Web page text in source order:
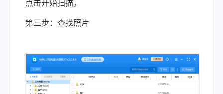
点击开始扫描。
第三步：查找照片